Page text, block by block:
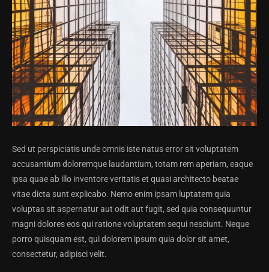
Sed ut perspiciatis unde omnis iste natus error sit voluptatem
accusantium doloremque laudantium, totam rem aperiam, eaque
ipsa quae ab illo inventore veritatis et quasi architecto beatae
vitae dicta sunt explicabo. Nemo enim ipsam luptatem quia
voluptas sit aspernatur aut odit aut fugit, sed quia consequuntur
magni dolores eos qui ratione voluptatem sequi nesciunt. Neque
porro quisquam est, qui dolorem ipsum quia dolor sit amet,
consectetur, adipisci velit.